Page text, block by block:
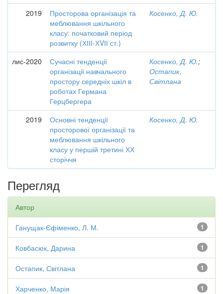
2019
Просторова організація та
меблювання шкільного
класу: початковий період
розвитку (ХІІІ-ХVІІ ст.)
Косенко, Д. Ю.
лис-2020
Сучасні тенденції
організації навчального
простору середніх шкіл в
роботах Германа
Герцбергера
Косенко, Д. Ю.;
Остапик,
Світлана
2019
Основні тенденції
просторової організації та
меблювання шкільного
класу у першій третині ХХ
сторіччя
Косенко, Д. Ю.
Перегляд
Автор
1
Ганущак-Єфіменко, Л. М.
1
Ковбасюк, Дарина
1
Остапик, Світлана
1
Харченко, Марія